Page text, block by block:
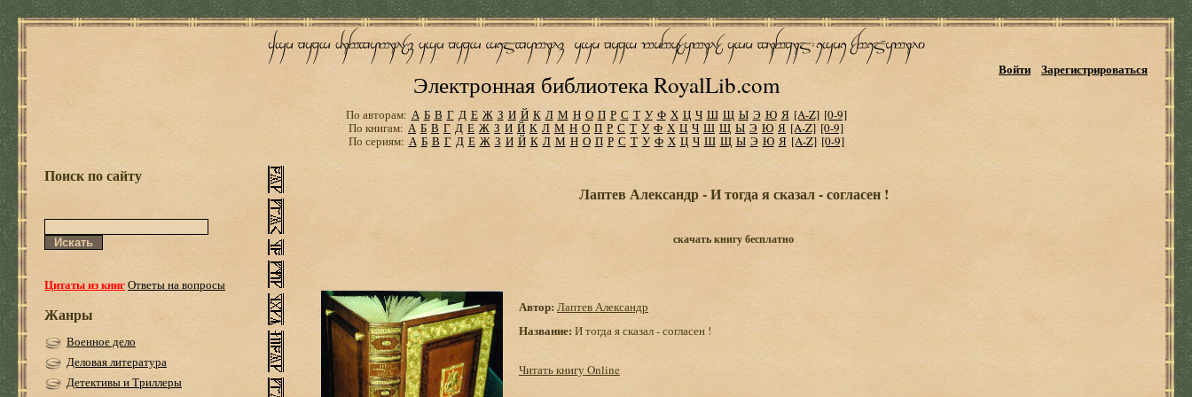
Электронная библиотека RoyalLib.com
Войти Зарегистрироваться
По авторам: А Б В Г Д Е Ж З И Й К Л М Н О П Р С Т У Ф Х Ц Ч Ш Щ Ы Э Ю Я [A-Z] [0-9]
По книгам: А Б В Г Д Е Ж З И Й К Л М Н О П Р С Т У Ф Х Ц Ч Ш Щ Ы Э Ю Я [A-Z] [0-9]
По сериям: А Б В Г Д Е Ж З И Й К Л М Н О П Р С Т У Ф Х Ц Ч Ш Щ Ы Э Ю Я [A-Z] [0-9]
Поиск по сайту
Цитаты из книгОтветы на вопросы
Жанры
Военное дело
Деловая литература
Детективы и Триллеры
Лаптев Александр - И тогда я сказал - согласен !
скачать книгу бесплатно
Автор: Лаптев Александр
Название: И тогда я сказал - согласен !
Читать книгу Online